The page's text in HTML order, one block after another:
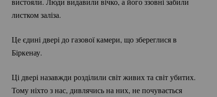
листком заліза.
Це єдині двері до газової камери, що збереглися в
Біркенау.
Ці двері назавжди розділили світ живих та світ убитих.
Тому ніхто з нас, дивлячись на них, не почувається